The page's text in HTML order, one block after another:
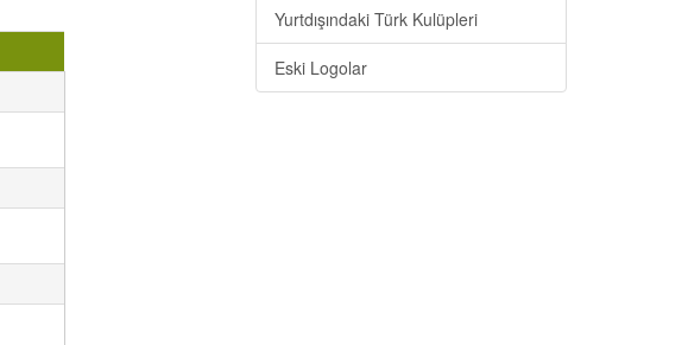
Yurtdışındaki Türk Kulüpleri
Eski Logolar